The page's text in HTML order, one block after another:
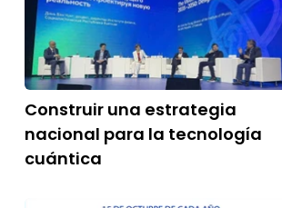
Construir una estrategia
nacional para la tecnología
cuántica